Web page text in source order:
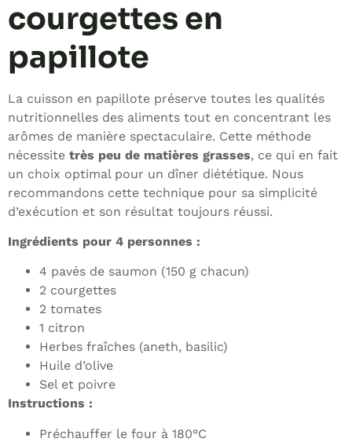
courgettes en
papillote
La cuisson en papillote préserve toutes les qualités
nutritionnelles des aliments tout en concentrant les
arômes de manière spectaculaire. Cette méthode
nécessite très peu de matières grasses, ce qui en fait
un choix optimal pour un dîner diététique. Nous
recommandons cette technique pour sa simplicité
d’exécution et son résultat toujours réussi.
Ingrédients pour 4 personnes :
4 pavés de saumon (150 g chacun)
2 courgettes
2 tomates
1 citron
Herbes fraîches (aneth, basilic)
Huile d’olive
Sel et poivre
Instructions :
Préchauffer le four à 180°C